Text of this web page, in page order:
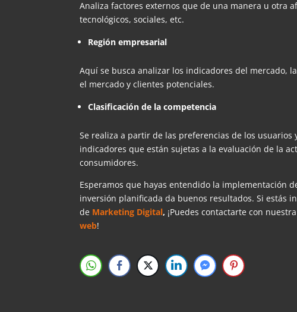
Analiza factores externos que de una manera u otra
tecnológicos, sociales, etc.
Región empresarial
Aquí se busca analizar los indicadores del mercado,
el mercado y clientes potenciales.
Clasificación de la competencia
Se realiza a partir de las preferencias de los
indicadores que están sujetas a la evaluación de la
consumidores.
Esperamos que hayas entendido la implementación
inversión planificada da buenos resultados. Si estás
de Marketing Digital, ¡Puedes contactarte con
web!